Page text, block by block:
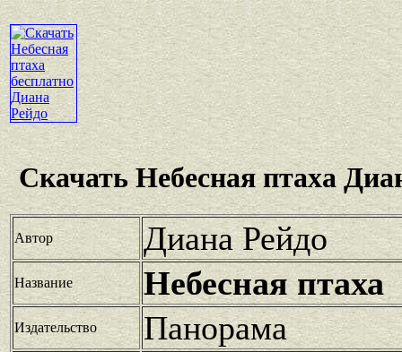
Скачать Небесная птаха
Автор Диана Рейдо
Название Небесная птаха
Издательство Панорама